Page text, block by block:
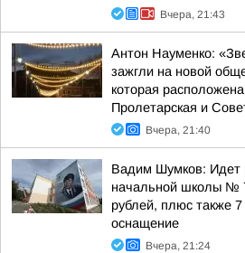
Вчера, 21:43
Антон Науменко:
зажгли на новой
которая
Пролетарская и
Вчера, 21:40
Вадим Шумков: Идет
начальной школы №
рублей, плюс также
оснащение
Вчера, 21:24